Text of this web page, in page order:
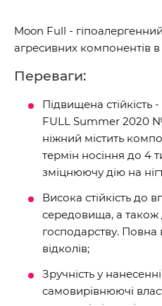
Moon Full -
агресивних компонентів в
Переваги:
Підвищена
FULL Summer 2020
ніжний містить
термін носіння до 4
зміцнюючу дію на
Висока стійкість до
середовища, а також
господарству. Повна
відколів;
Зручність у
самовирівнюючі